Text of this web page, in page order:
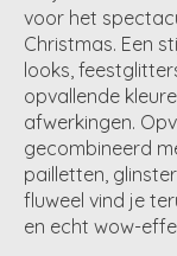
voor het
Christmas. Een
looks,
opvallende
afwerkingen.
gecombineerd
pailletten,
fluweel vind je
en echt wow-